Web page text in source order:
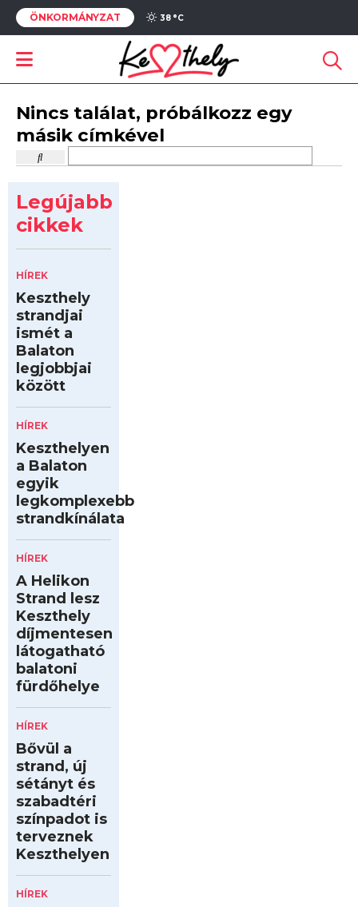
ÖNKORMÁNYZAT 38 °C
Nincs találat, próbálkozz egy
másik címkével
Legújabb
cikkek
HÍREK
Keszthely
strandjai
ismét a
Balaton
legjobbjai
között
HÍREK
Keszthelyen
a Balaton
egyik
legkomplexebb
strandkínálata
HÍREK
A Helikon
Strand lesz
Keszthely
díjmentesen
látogatható
balatoni
fürdőhelye
HÍREK
Bővül a
strand, új
sétányt és
szabadtéri
színpadot is
terveznek
Keszthelyen
HÍREK